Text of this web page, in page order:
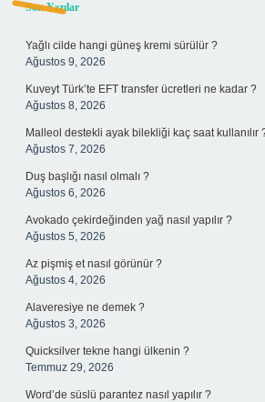
Sidebar
Son Yazılar
Yağlı cilde hangi güneş kremi sürülür ?
Ağustos 9, 2026
Kuveyt Türk’te EFT transfer ücretleri ne kadar ?
Ağustos 8, 2026
Malleol destekli ayak bilekliği kaç saat kullanılır
Ağustos 7, 2026
Duş başlığı nasıl olmalı ?
Ağustos 6, 2026
Avokado çekirdeğinden yağ nasıl yapılır ?
Ağustos 5, 2026
Az pişmiş et nasıl görünür ?
Ağustos 4, 2026
Alaveresiye ne demek ?
Ağustos 3, 2026
Quicksilver tekne hangi ülkenin ?
Temmuz 29, 2026
Word’de süslü parantez nasıl yapılır ?